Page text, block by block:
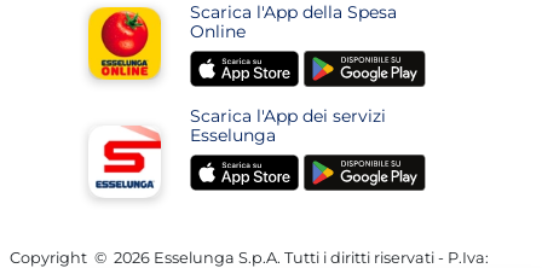
pagina
in
una
nuova
pagina
Scarica l'App della Spesa
Online
apre
in
una
nuova
pagina
apre
in
una
nuova
pagina
Scarica l'App dei servizi
Esselunga
apre
in
nuova
apre
in
nuova
Copyright © 2026 Esselunga S.p.A. Tutti i diritti riservati - P.Iva: